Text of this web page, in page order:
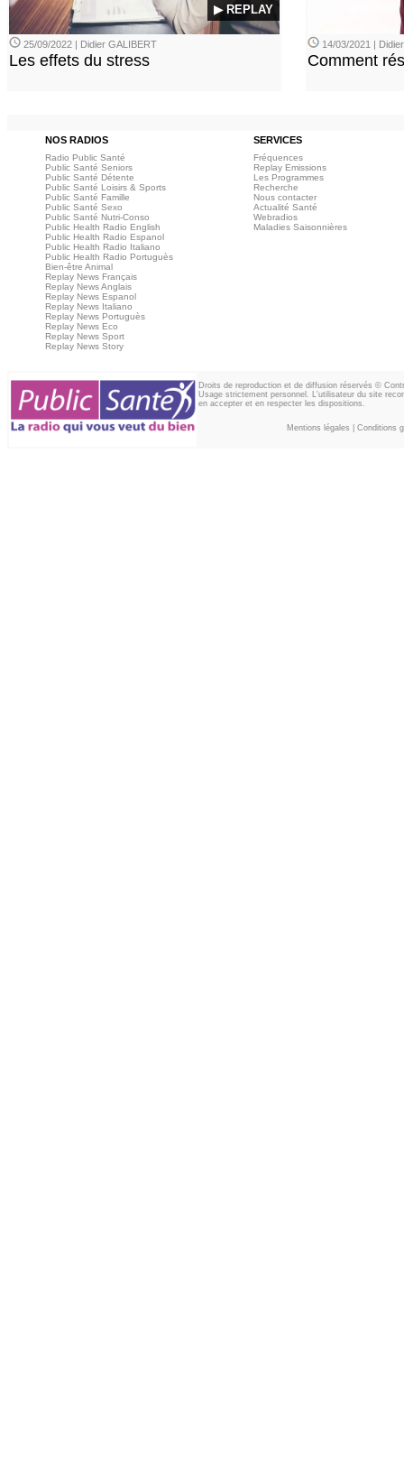
▶ REPLAY
25/09/2022 | Didier GALIBERT
Les effets du stress
14/03/2021 |
Comment
NOS RADIOS SERVICES
Radio Public Santé
Public Santé Seniors
Public Santé Détente
Public Santé Loisirs & Sports
Public Santé Famille
Public Santé Sexo
Public Santé Nutri-Conso
Public Health Radio English
Public Health Radio Espanol
Public Health Radio Italiano
Public Health Radio Portuguès
Bien-être Animal
Replay News Français
Replay News Anglais
Replay News Espanol
Replay News Italiano
Replay News Portuguès
Replay News Eco
Replay News Sport
Replay News Story
Fréquences
Replay Emissions
Les Programmes
Recherche
Nous contacter
Actualité Santé
Webradios
Maladies Saisonnières
Droits de reproduction et de diffusion réservés ©
Usage strictement personnel. L'utilisateur du site
en accepter et en respecter les dispositions.
Mentions légales Conditions